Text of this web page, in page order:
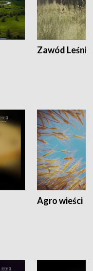
Zawód Leśnik
Agro wieści